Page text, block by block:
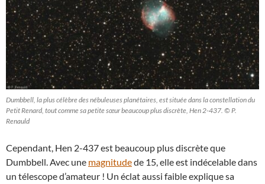
Dumbbell, la plus célèbre des nébuleuses planétaires, est située dans la constellation du
Petit Renard, tout comme sa petite sœur beaucoup plus discrète, Hen 2-437. © P.
Renauld
Cependant, Hen 2-437 est beaucoup plus discrète que
Dumbbell. Avec une magnitudede 15, elle est indécelable dans
un télescope d’amateur ! Un éclat aussi faible explique sa